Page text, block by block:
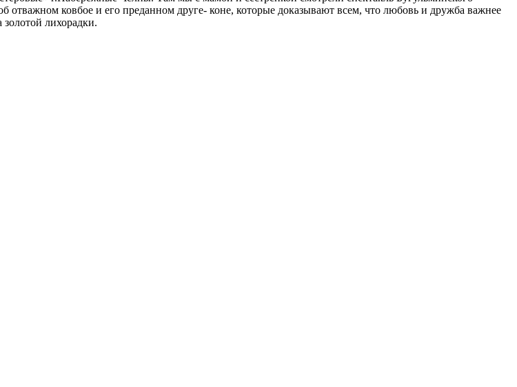
отважном ковбое и его преданном друге- коне, которые доказывают всем, что любовь и дружба важнее
лихорадки.